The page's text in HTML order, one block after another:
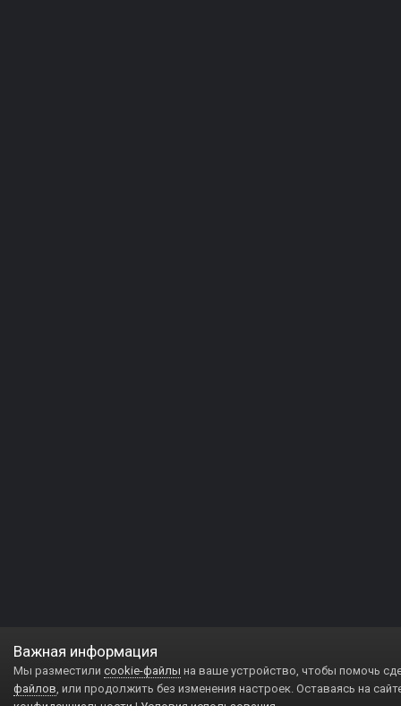
Важная информация
Мы разместили cookie-файлы на ваше устройство, чтобы помочь
файлов, или продолжить без изменения настроек. Оставаясь на